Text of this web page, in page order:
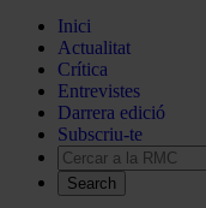
Inici
Actualitat
Crítica
Entrevistes
Darrera edició
Subscriu-te
Search